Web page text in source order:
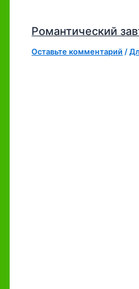
Романтический
Оставьте комментарий /